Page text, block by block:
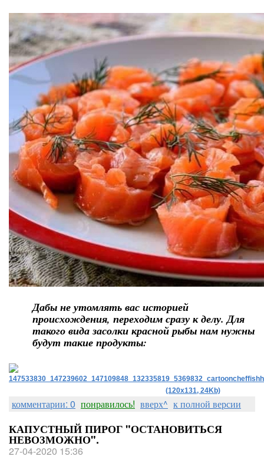
Дабы не утомлять вас историей
происхождения, переходим сразу к делу. Для
такого вида засолки красной рыбы нам нужны
будут такие продукты:
комментарии: 0 понравилось! вверх^ к полной версии
КАПУСТНЫЙ ПИРОГ "ОСТАНОВИТЬСЯ
НЕВОЗМОЖНО".
27-04-2020 15:36